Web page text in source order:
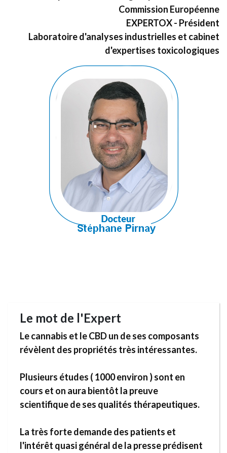
Commission Européenne
EXPERTOX - Président
Laboratoire d'analyses industrielles et cabinet
d'expertises toxicologiques
Le mot de l'Expert
Le cannabis et le CBD un de ses composants
révèlent des propriétés très intéressantes.
Plusieurs études ( 1000 environ ) sont en
cours et on aura bientôt la preuve
scientifique de ses qualités thérapeutiques.
La très forte demande des patients et
l'intérêt quasi général de la presse prédisent